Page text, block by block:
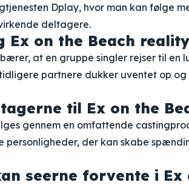
Dplay, hvor man kan følge
deltagere.
Ex on the Beach
at en gruppe singler rejser til en
partnere dukker uventet op
til Ex on the
gennem en omfattende
personligheder, der kan skabe
seerne forvente i Ex